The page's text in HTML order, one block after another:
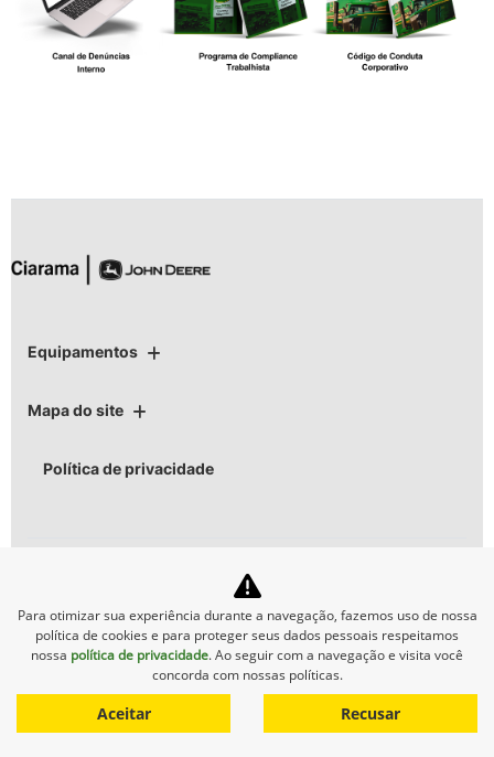
Equipamentos
Mapa do site
Política de privacidade
No trânsito, enxergar o
outro salva vidas.
Desenvolvido pela DEALERSPACE ® Direitos Reservados.
Para otimizar sua experiência durante a navegação, fazemos uso de nossa
política de cookies e para proteger seus dados pessoais respeitamos
nossa política de privacidade. Ao seguir com a navegação e visita você
concorda com nossas políticas.
Aceitar Recusar